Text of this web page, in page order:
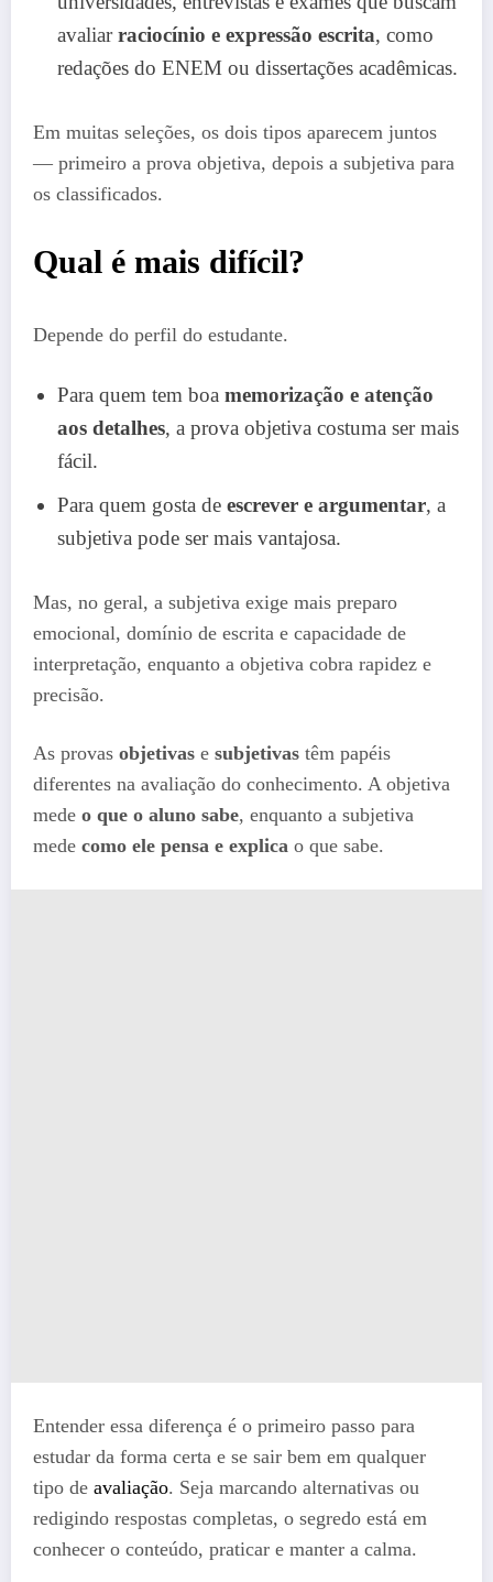
avaliarraciocínio e expressão escrita, como
redações do ENEM ou dissertações acadêmicas.
Em muitas seleções, os dois tipos aparecem juntos
— primeiro a prova objetiva, depois a subjetiva para
os classificados.
Qual é mais difícil?
Depende do perfil do estudante.
Para quem tem boa memorização e atenção
aos detalhes, a prova objetiva costuma ser mais
fácil.
Para quem gosta de escrever e argumentar, a
subjetiva pode ser mais vantajosa.
Mas, no geral, a subjetiva exige mais preparo
emocional, domínio de escrita e capacidade de
interpretação, enquanto a objetiva cobra rapidez e
precisão.
As provas objetivas e subjetivas têm papéis
diferentes na avaliação do conhecimento. A objetiva
mede o que o aluno sabe, enquanto a subjetiva
mede como ele pensa e explica o que sabe.
Entender essa diferença é o primeiro passo para
estudar da forma certa e se sair bem em qualquer
tipo de avaliação. Seja marcando alternativas ou
redigindo respostas completas, o segredo está em
conhecer o conteúdo, praticar e manter a calma.